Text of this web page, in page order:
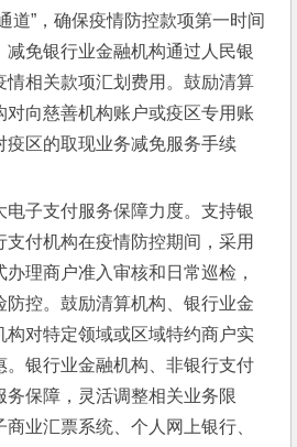
道”，确保疫情防控款项第一时间
减免银行业金融机构通过人民银
情相关款项汇划费用。鼓励清算
对向慈善机构账户或疫区专用账
疫区的取现业务减免服务手续
子支付服务保障力度。支持银
付机构在疫情防控期间，采用
理商户准入审核和日常巡检，
防控。鼓励清算机构、银行业金
构对特定领域或区域特约商户实
。银行业金融机构、非银行支付
务保障，灵活调整相关业务限
业汇票系统、个人网上银行、